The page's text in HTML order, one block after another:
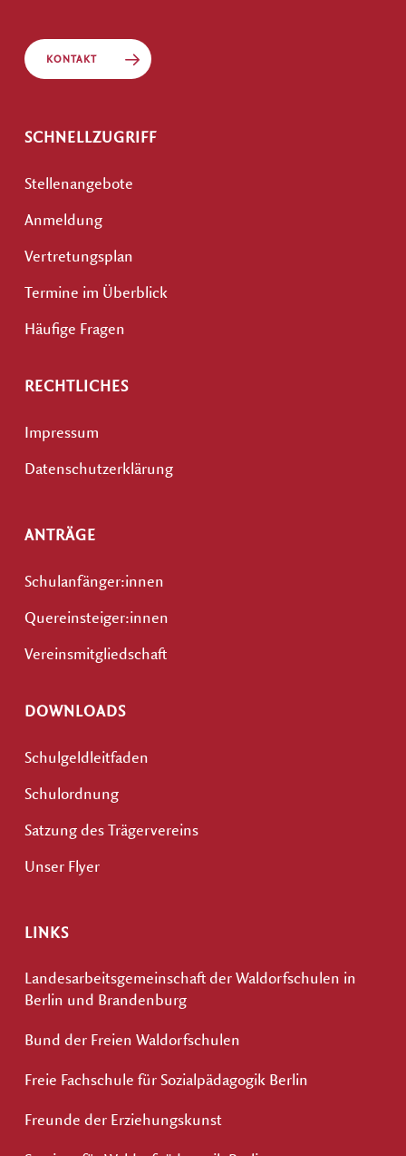
KONTAKT
SCHNELLZUGRIFF
Stellenangebote
Anmeldung
Vertretungsplan
Termine im Überblick
Häufige Fragen
RECHTLICHES
Impressum
Datenschutzerklärung
ANTRÄGE
Schulanfänger:innen
Quereinsteiger:innen
Vereinsmitgliedschaft
DOWNLOADS
Schulgeldleitfaden
Schulordnung
Satzung des Trägervereins
Unser Flyer
LINKS
Landesarbeitsgemeinschaft der Waldorfschulen in
Berlin und Brandenburg
Bund der Freien Waldorfschulen
Freie Fachschule für Sozialpädagogik Berlin
Freunde der Erziehungskunst